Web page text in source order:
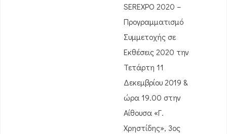
SEREXPO 2020 –
Προγραμματισμό
Συμμετοχής σε
Εκθέσεις 2020 την
Τετάρτη 11
Δεκεμβρίου 2019 &
ώρα 19.00 στην
Αίθουσα «Γ.
Χρηστίδης», 3ος